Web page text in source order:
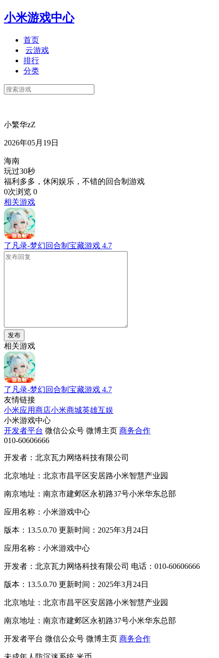
小米游戏中心
首页
云游戏
排行
分类
小繁华zZ
2026年05月19日
海南
玩过30秒
福利多多，休闲娱乐，不错的回合制游戏
0次浏览 0
相关游戏
了凡录-梦幻回合制宝藏游戏 4.7
发布
相关游戏
了凡录-梦幻回合制宝藏游戏 4.7
友情链接
小米应用商店小米商城英雄互娱
小米游戏中心
开发者平台 微信公众号 微博主页 商务合作
010-60606666
开发者：北京瓦力网络科技有限公司
北京地址：北京市昌平区安居路小米智慧产业园
南京地址：南京市建邺区永初路37号小米华东总部
应用名称：小米游戏中心
版本：13.5.0.70 更新时间：2025年3月24日
应用名称：小米游戏中心
开发者：北京瓦力网络科技有限公司 电话：010-60606666
版本：13.5.0.70 更新时间：2025年3月24日
北京地址：北京市昌平区安居路小米智慧产业园
南京地址：南京市建邺区永初路37号小米华东总部
开发者平台 微信公众号 微博主页 商务合作